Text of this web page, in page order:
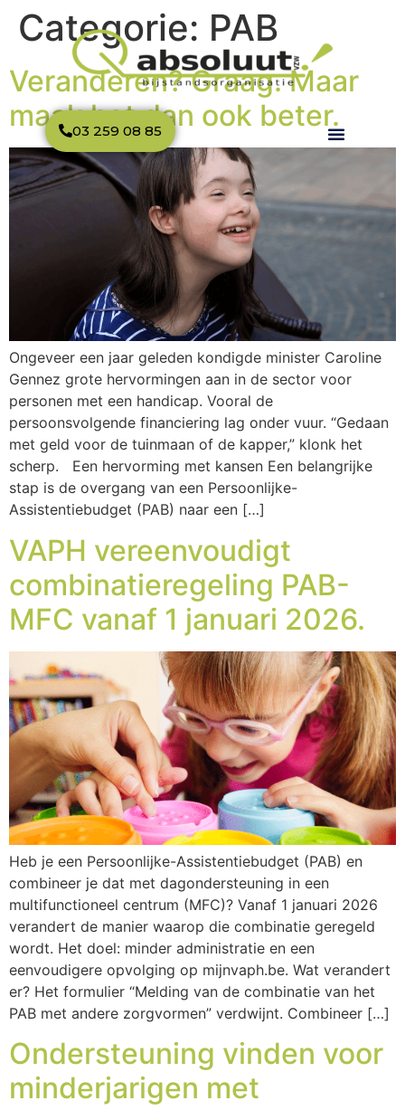
03 259 08 85
Categorie: PAB
Veranderen? Graag. Maar
maak het dan ook beter.
Ongeveer een jaar geleden kondigde minister Caroline
Gennez grote hervormingen aan in de sector voor
personen met een handicap. Vooral de
persoonsvolgende financiering lag onder vuur. “Gedaan
met geld voor de tuinmaan of de kapper,” klonk het
scherp. Een hervorming met kansen Een belangrijke
stap is de overgang van een Persoonlijke-
Assistentiebudget (PAB) naar een […]
VAPH vereenvoudigt
combinatieregeling PAB-
MFC vanaf 1 januari 2026.
Heb je een Persoonlijke-Assistentiebudget (PAB) en
combineer je dat met dagondersteuning in een
multifunctioneel centrum (MFC)? Vanaf 1 januari 2026
verandert de manier waarop die combinatie geregeld
wordt. Het doel: minder administratie en een
eenvoudigere opvolging op mijnvaph.be. Wat verandert
er? Het formulier “Melding van de combinatie van het
PAB met andere zorgvormen” verdwijnt. Combineer […]
Ondersteuning vinden voor
minderjarigen met